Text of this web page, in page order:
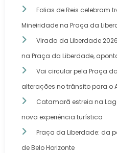
Folias de Reis celebram
Mineiridade na Praça da
Virada da Liberdade
na Praça da Liberdade,
Vai circular pela Praça
alterações no trânsito para o
Catamarã estreia na
nova experiência turística
Praça da Liberdade: da
de Belo Horizonte